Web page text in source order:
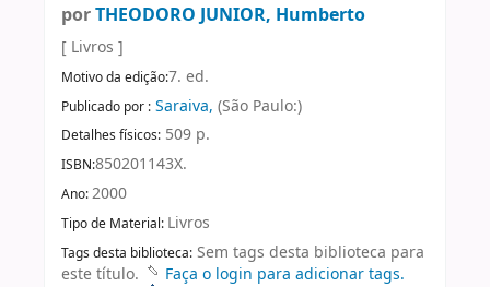
porTHEODORO JUNIOR, Humberto
[ Livros ]
Motivo da edição:7. ed.
Publicado por : Saraiva, (São Paulo:)
Detalhes físicos: 509 p.
ISBN:850201143X.
Ano:2000
Tipo de Material: Livros
Tags desta biblioteca: Sem tags desta biblioteca para
este título.
Faça o login para adicionar tags.